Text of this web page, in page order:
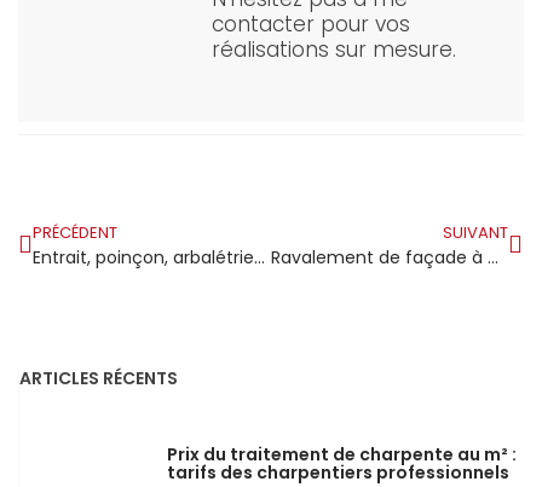
contacter pour vos
réalisations sur mesure.
PRÉCÉDENT
Entrait, poinçon, arbalétrier : les pièces clés
SUIVANT
Ravalement de façade à Milly-la-Forêt : préserver le caractère authentique tout en assurant l’étanchéité
ARTICLES RÉCENTS
Prix du traitement de charpente au m² :
tarifs des charpentiers professionnels